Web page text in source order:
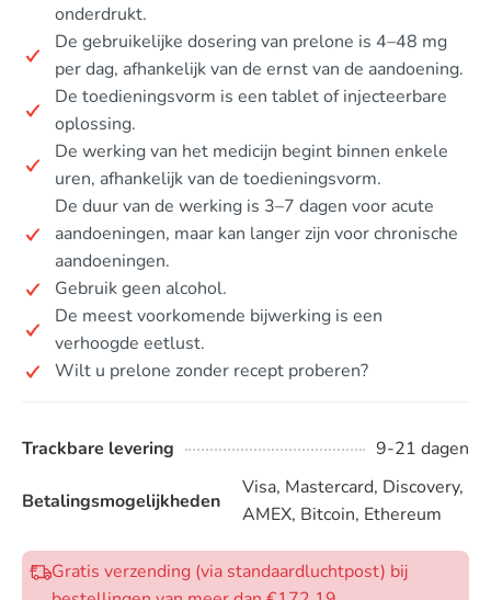
onderdrukt.
De gebruikelijke dosering van prelone is 4–48 mg
per dag, afhankelijk van de ernst van de aandoening.
De toedieningsvorm is een tablet of injecteerbare
oplossing.
De werking van het medicijn begint binnen enkele
uren, afhankelijk van de toedieningsvorm.
De duur van de werking is 3–7 dagen voor acute
aandoeningen, maar kan langer zijn voor chronische
aandoeningen.
Gebruik geen alcohol.
De meest voorkomende bijwerking is een
verhoogde eetlust.
Wilt u prelone zonder recept proberen?
Trackbare levering 9-21 dagen
Betalingsmogelijkheden
Visa, Mastercard, Discovery,
AMEX, Bitcoin, Ethereum
Gratis verzending (via standaardluchtpost) bij